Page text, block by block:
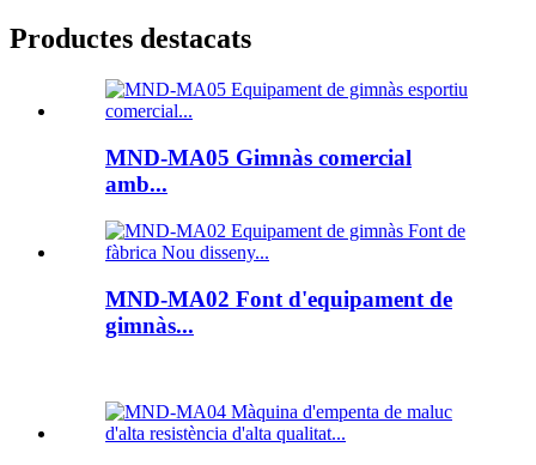
Productes destacats
MND-MA05 Gimnàs comercial
amb...
MND-MA02 Font d'equipament de
gimnàs...